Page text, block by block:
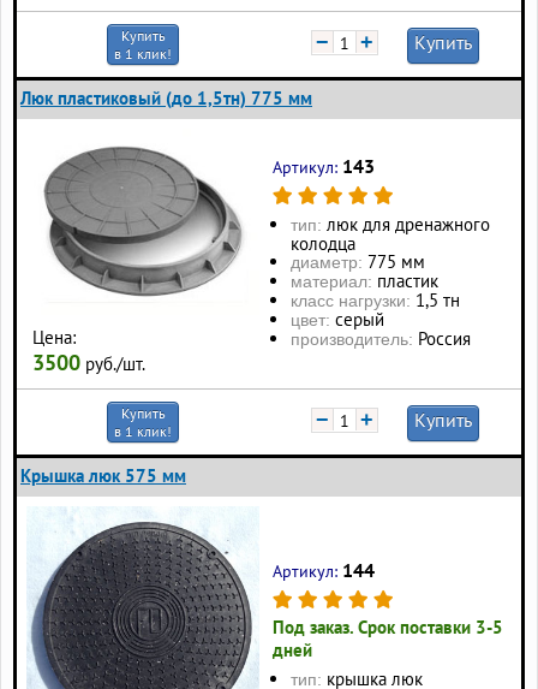
Купить
в 1 клик!
− + Купить
Люк пластиковый (до 1,5тн) 775 мм
Цена:
3500 руб./шт.
Артикул: 143
тип: люк для дренажного
колодца
диаметр: 775 мм
материал: пластик
класс нагрузки: 1,5 тн
цвет: серый
производитель: Россия
Купить
в 1 клик!
− + Купить
Крышка люк 575 мм
Артикул: 144
Под заказ. Срок поставки 3-5
дней
тип: крышка люк